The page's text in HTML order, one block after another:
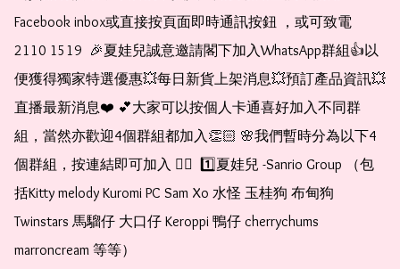
Facebook inbox或直接按頁面即時通訊按鈕 ，或可致電
2110 1519  🎉夏娃兒誠意邀請閣下加入WhatsApp群組👍以
便獲得獨家特選優惠💥每日新貨上架消息💥預訂產品資訊💥
直播最新消息❤️ 💕大家可以按個人卡通喜好加入不同群
組，當然亦歡迎4個群組都加入👏🏻 🌸我們暫時分為以下4
個群組，按連結即可加入 👇🏻  1️⃣夏娃兒 -Sanrio Group （包
括Kitty melody Kuromi PC Sam Xo 水怪 玉桂狗 布甸狗
Twinstars 馬騮仔 大口仔 Keroppi 鴨仔 cherrychums
marroncream 等等）